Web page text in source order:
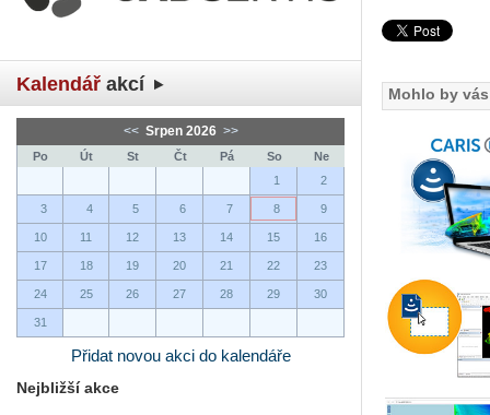
Kalendář akcí
<< Srpen 2026 >>
Po Út St Čt Pá So
Ne
1
2
3 4 5 6 7 8 9
10 11 12 13 14 15 16
17 18 19 20 21 22 23
24 25 26 27 28 29 30
31
Přidat novou akci do kalendáře
Nejbližší akce
Mohlo by